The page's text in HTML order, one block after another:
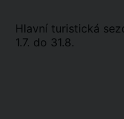
Hlavní turistická
1.7. do 31.8.